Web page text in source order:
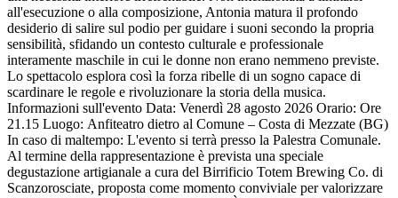
all'esecuzione o alla composizione, Antonia matura il profondo
desiderio di salire sul podio per guidare i suoni secondo la propria
sensibilità, sfidando un contesto culturale e professionale
interamente maschile in cui le donne non erano nemmeno previste.
Lo spettacolo esplora così la forza ribelle di un sogno capace di
scardinare le regole e rivoluzionare la storia della musica.
Informazioni sull'evento Data: Venerdì 28 agosto 2026 Orario: Ore
21.15 Luogo: Anfiteatro dietro al Comune – Costa di Mezzate (BG)
In caso di maltempo: L'evento si terrà presso la Palestra Comunale.
Al termine della rappresentazione è prevista una speciale
degustazione artigianale a cura del Birrificio Totem Brewing Co. di
Scanzorosciate, proposta come momento conviviale per valorizzare